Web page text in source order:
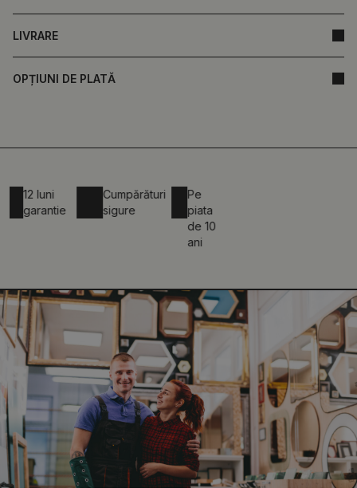
LIVRARE
OPȚIUNI DE PLATĂ
12 luni
garantie
Cumpărături
sigure
piata
de 10